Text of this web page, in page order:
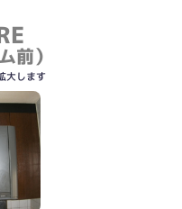
前）
大します